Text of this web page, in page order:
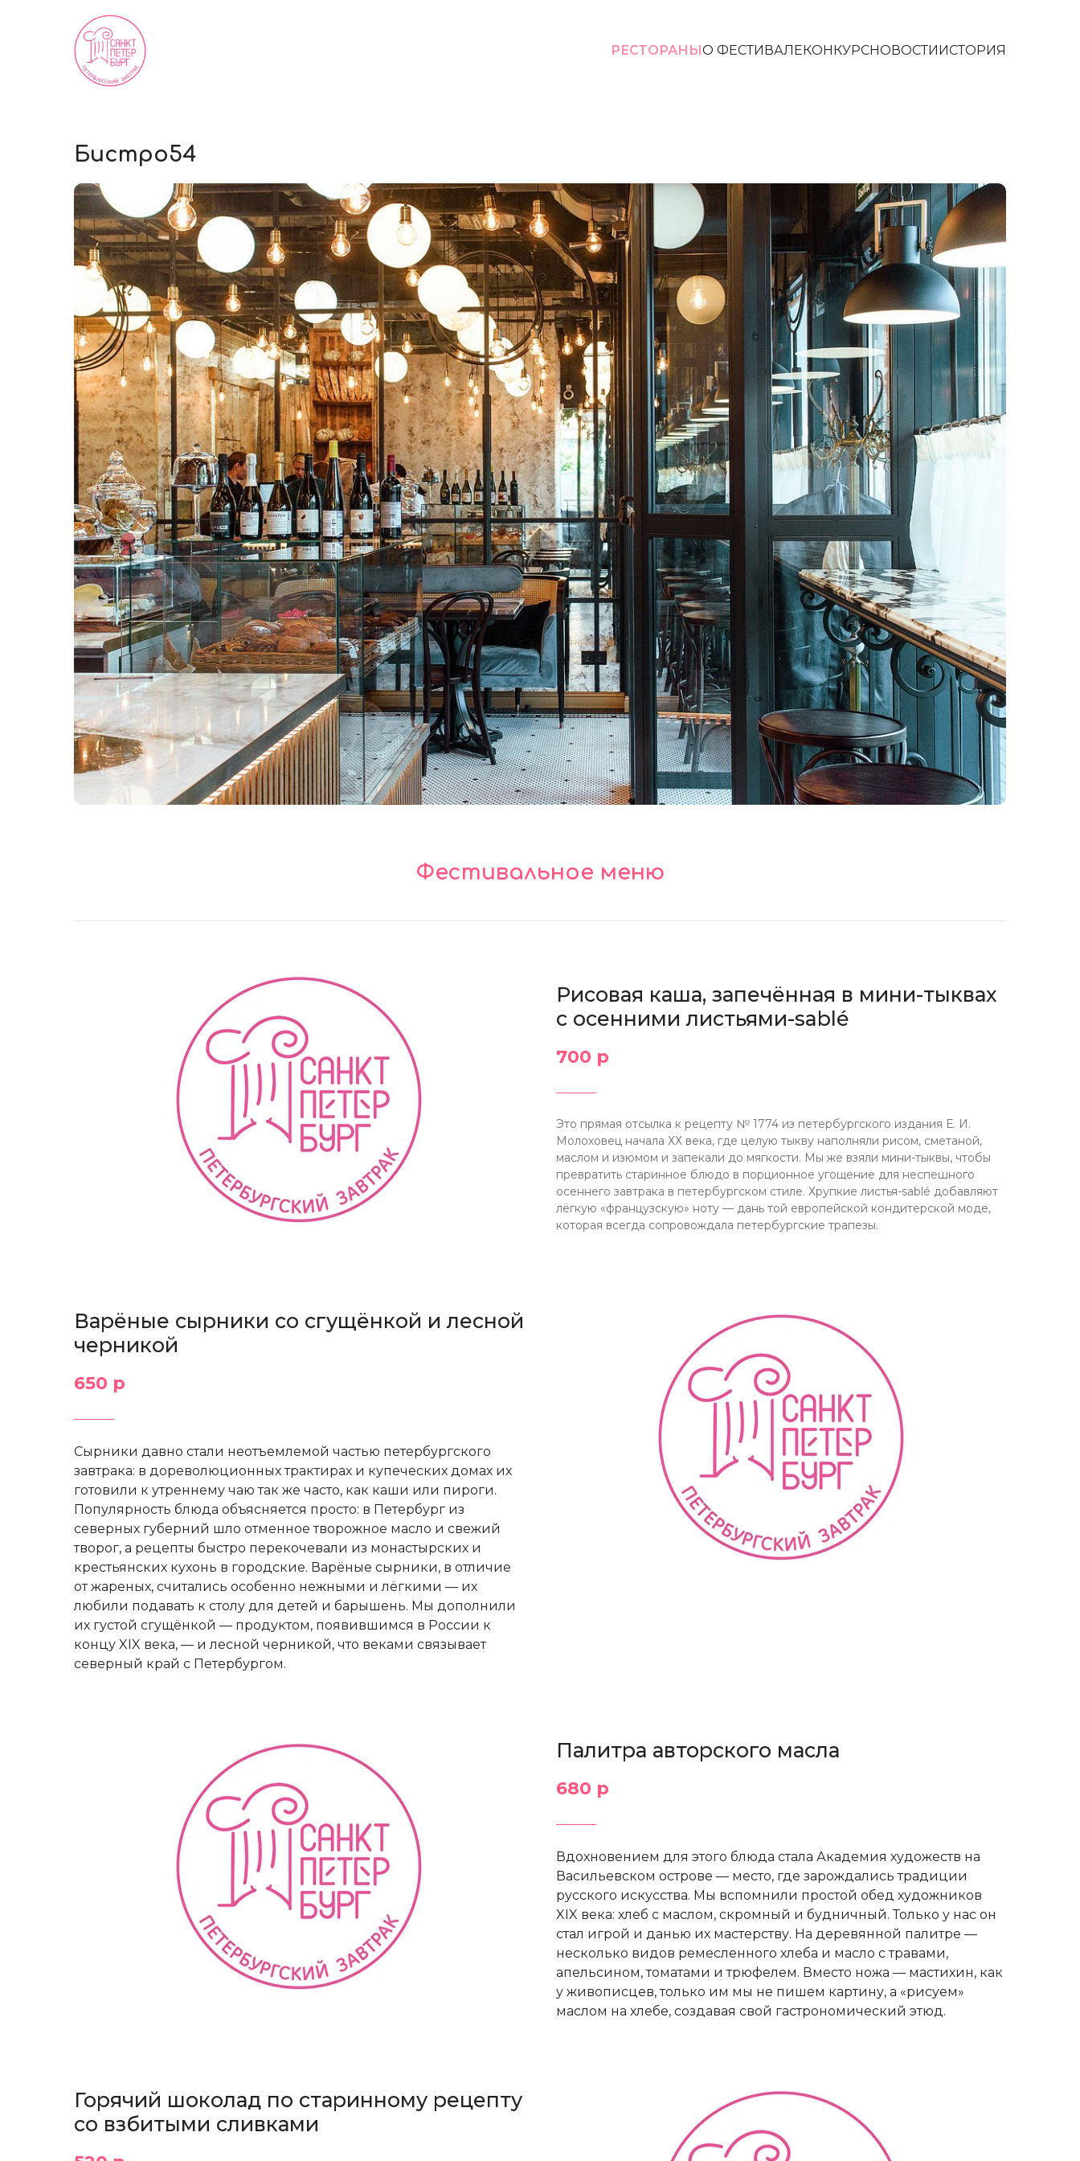
РЕСТОРАНЫО ФЕСТИВАЛЕКОНКУРСНОВОСТИИСТОРИЯ
Бистро54
Фестивальное меню
Рисовая каша, запечённая в мини-тыквах
с осенними листьями-sablé
700 р
Это прямая отсылка к рецепту № 1774 из петербургского издания Е. И.
Молоховец начала ХХ века, где целую тыкву наполняли рисом, сметаной,
маслом и изюмом и запекали до мягкости. Мы же взяли мини-тыквы, чтобы
превратить старинное блюдо в порционное угощение для неспешного
осеннего завтрака в петербургском стиле. Хрупкие листья-sablé добавляют
лёгкую «французскую» ноту — дань той европейской кондитерской моде,
которая всегда сопровождала петербургские трапезы.
Варёные сырники со сгущёнкой и лесной
черникой
650 р
Сырники давно стали неотъемлемой частью петербургского
завтрака: в дореволюционных трактирах и купеческих домах их
готовили к утреннему чаю так же часто, как каши или пироги.
Популярность блюда объясняется просто: в Петербург из
северных губерний шло отменное творожное масло и свежий
творог, а рецепты быстро перекочевали из монастырских и
крестьянских кухонь в городские. Варёные сырники, в отличие
от жареных, считались особенно нежными и лёгкими — их
любили подавать к столу для детей и барышень. Мы дополнили
их густой сгущёнкой — продуктом, появившимся в России к
концу XIX века, — и лесной черникой, что веками связывает
северный край с Петербургом.
Палитра авторского масла
680 р
Вдохновением для этого блюда стала Академия художеств на
Васильевском острове — место, где зарождались традиции
русского искусства. Мы вспомнили простой обед художников
XIX века: хлеб с маслом, скромный и будничный. Только у нас он
стал игрой и данью их мастерству. На деревянной палитре —
несколько видов ремесленного хлеба и масло с травами,
апельсином, томатами и трюфелем. Вместо ножа — мастихин, как
у живописцев, только им мы не пишем картину, а «рисуем»
маслом на хлебе, создавая свой гастрономический этюд.
Горячий шоколад по старинному рецепту
со взбитыми сливками